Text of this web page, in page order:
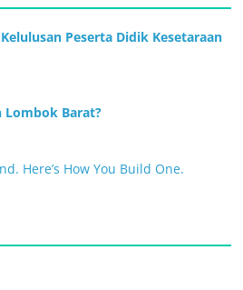
Peserta Didik Kesetaraan
Lombok Barat?
Here’s How You Build One.